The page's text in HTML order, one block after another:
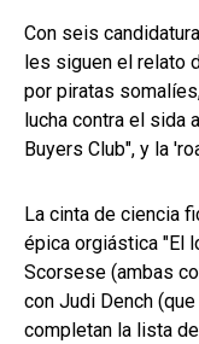
Con seis
les siguen el relato
por piratas
lucha contra el sida
Buyers Club", y la
La cinta de ciencia
épica orgiástica "El
Scorsese (ambas
con Judi Dench
completan la lista